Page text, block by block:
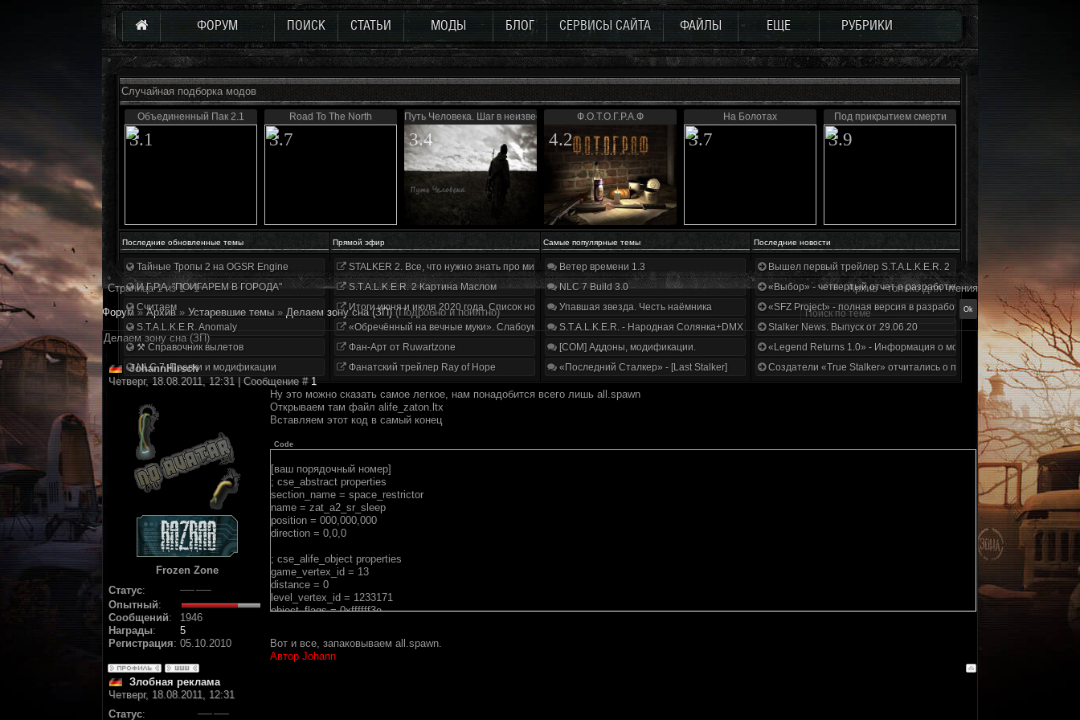
ФОРУМ ПОИСК СТАТЬИ МОДЫ БЛОГ СЕРВИСЫ САЙТА ФАЙЛЫ ЕЩЕ РУБРИКИ
Случайная подборка модов
Объединенный Пак 2.1
3.1
Road To The North
3.7
Путь Человека. Шаг в неизвестность. Дежавю
3.4
Ф.О.Т.О.Г.Р.А.Ф
4.2
На Болотах
3.7
Под прикрытием смерти
3.9
Последние обновленные темы Прямой эфир Самые популярные темы Последние новости
Тайные Тропы 2 на OGSR Engine
И.Г.Р.А. "ПОИГАРЕМ В ГОРОДА"
Считаем
S.T.A.L.K.E.R. Anomaly
⚒ Справочник вылетов
NLC 7. Правки и модификации
STALKER 2. Все, что нужно знать про мир, геймплей и сюжет | Разбор трейлера
S.T.A.L.K.E.R. 2 Картина Маслом
Итоги июня и июля 2020 года. Список нововведений
«Обречённый на вечные муки». Слабоумие и отвага
Фан-Арт от Ruwartzone
Фанатский трейлер Ray of Hope
Ветер времени 1.3
NLC 7 Build 3.0
Упавшая звезда. Честь наёмника
S.T.A.L.K.E.R. - Народная Солянка+DMX 1.3.5.ООП.МА.К.
[COM] Аддоны, модификации.
«Последний Сталкер» - [Last Stalker]
Вышел первый трейлер S.T.A.L.K.E.R. 2
«Выбор» - четвертый отчет о разработке!
«SFZ Project» - полная версия в разработке!
Stalker News. Выпуск от 29.06.20
«Legend Returns 1.0» - Информация о моде за июнь 2020
Создатели «True Stalker» отчитались о проделанной работе
Страница1из1 1
Архив - только для чтения
Форум » Архив » Устаревшие темы » Делаем зону сна (ЗП) (Подробно и понятно)
Делаем зону сна (ЗП)
JohannHirsch
Четверг, 18.08.2011, 12:31 | Сообщение #1
Frozen Zone
Статус:
Опытный:
Сообщений:
1946
Награды:
5
Регистрация: 05.10.2010
Ну это можно сказать самое легкое, нам понадобится всего лишь all.spawn
Открываем там файл alife_zaton.ltx
Вставляем этот код в самый конец
Code
[ваш порядочный номер]
; cse_abstract properties
section_name = space_restrictor
name = zat_a2_sr_sleep
position = 000,000,000
direction = 0,0,0
; cse_alife_object properties
game_vertex_id = 13
distance = 0
level_vertex_id = 1233171
object_flags = 0xffffff3e
[story_object]
story_id = zat_a2_sr_sleep_id
Вот и все, запаковываем all.spawn.
Автор Johann
Злобная реклама
Четверг, 18.08.2011, 12:31
Статус: